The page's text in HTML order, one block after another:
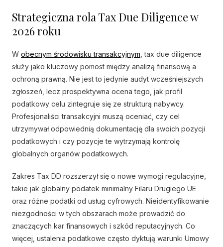
Strategiczna rola Tax Due Diligence w
2026 roku
W obecnym środowisku transakcyjnym , tax due diligence
służy jako kluczowy pomost między analizą finansową a
ochroną prawną. Nie jest to jedynie audyt wcześniejszych
zgłoszeń, lecz prospektywna ocena tego, jak profil
podatkowy celu zintegruje się ze strukturą nabywcy.
Profesjonaliści transakcyjni muszą oceniać, czy cel
utrzymywał odpowiednią dokumentację dla swoich pozycji
podatkowych i czy pozycje te wytrzymają kontrolę
globalnych organów podatkowych.
Zakres Tax DD rozszerzył się o nowe wymogi regulacyjne,
takie jak globalny podatek minimalny Filaru Drugiego UE
oraz różne podatki od usług cyfrowych. Nieidentyfikowanie
niezgodności w tych obszarach może prowadzić do
znaczących kar finansowych i szkód reputacyjnych. Co
więcej, ustalenia podatkowe często dyktują warunki Umowy